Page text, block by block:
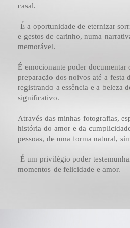
casal.
É a oportunidade de eternizar
e gestos de carinho, numa
memorável.
É emocionante poder documentar
preparação dos noivos até a festa
registrando a essência e a beleza
significativo.
Através das minhas fotografias,
história do amor e da
pessoas, de uma forma natural,
É um privilégio poder
momentos de felicidade e amor.